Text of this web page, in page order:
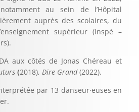
au sein de l’Hôpital
auprès des scolaires, du
supérieur (Inspé –
aux côtés de Jonas Chéreau et
(2018),Dire Grand(2022).
par 13 danseur·euses en